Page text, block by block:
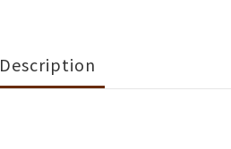
Description